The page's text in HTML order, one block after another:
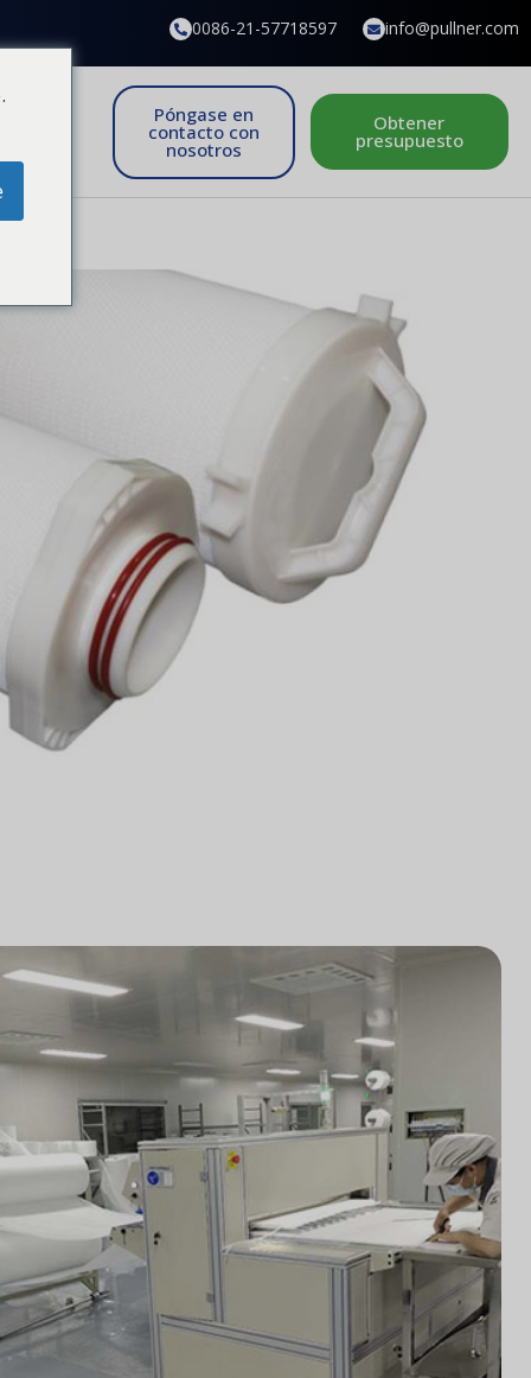
0086-21-57718597 info@pullner.com
Póngase en
contacto con
nosotros
Obtener
presupuesto